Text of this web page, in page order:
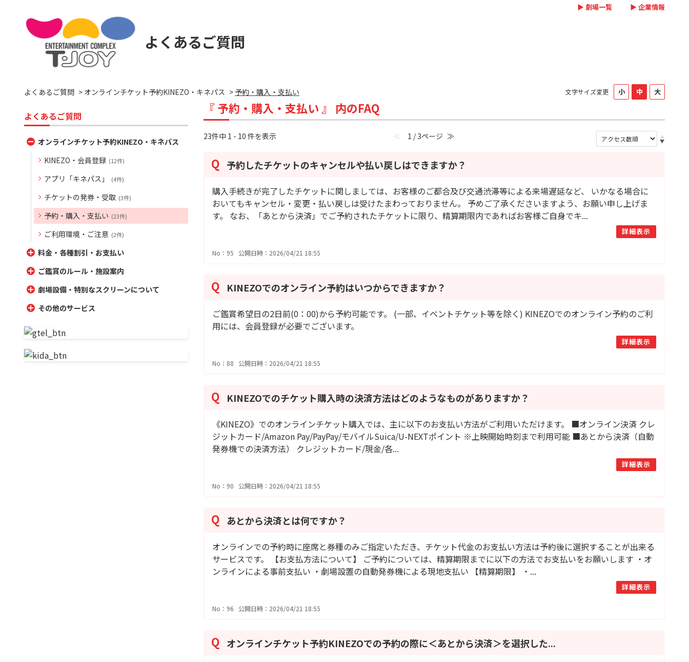
▶ 劇場一覧 ▶ 企業情報
よくあるご質問
文字サイズ変更
よくあるご質問 > オンラインチケット予約KINEZO・キネパス > 予約・購入・支払い
よくあるご質問
オンラインチケット予約KINEZO・キネパス
KINEZO・会員登録 (12件)
アプリ「キネパス」 (4件)
チケットの発券・受取 (3件)
予約・購入・支払い (23件)
ご利用環境・ご注意 (2件)
料金・各種割引・お支払い
ご鑑賞のルール・施設案内
劇場設備・特別なスクリーンについて
その他のサービス
『 予約・購入・支払い 』 内のFAQ
23件中 1 - 10 件を表示 ≪ 1 / 3ページ ≫
予約したチケットのキャンセルや払い戻しはできますか？
購入手続きが完了したチケットに関しましては、お客様のご都合及び交通渋滞等による来場遅延など、 いかなる場合に
おいてもキャンセル・変更・払い戻しは受けたまわっておりません。 予めご了承くださいますよう、お願い申し上げま
す。 なお、「あとから決済」でご予約されたチケットに限り、精算期限内であればお客様ご自身でキ...
詳細表示
No：95 公開日時：2026/04/21 18:55
KINEZOでのオンライン予約はいつからできますか？
ご鑑賞希望日の2日前(0：00)から予約可能です。 (一部、イベントチケット等を除く) KINEZOでのオンライン予約のご利
用には、会員登録が必要でございます。
詳細表示
No：88 公開日時：2026/04/21 18:55
KINEZOでのチケット購入時の決済方法はどのようなものがありますか？
《KINEZO》でのオンラインチケット購入では、主に以下のお支払い方法がご利用いただけます。 ■オンライン決済 クレ
ジットカード/Amazon Pay/PayPay/モバイルSuica/U-NEXTポイント ※上映開始時刻まで利用可能 ■あとから決済（自動
発券機での決済方法） クレジットカード/現金/各...
詳細表示
No：90 公開日時：2026/04/21 18:55
あとから決済とは何ですか？
オンラインでの予約時に座席と券種のみご指定いただき、チケット代金のお支払い方法は予約後に選択することが出来る
サービスです。 【お支払方法について】 ご予約については、精算期限までに以下の方法でお支払いをお願いします ・オ
ンラインによる事前支払い ・劇場設置の自動発券機による現地支払い 【精算期限】 ・...
詳細表示
No：96 公開日時：2026/04/21 18:55
オンラインチケット予約KINEZOでの予約の際に＜あとから決済＞を選択した...